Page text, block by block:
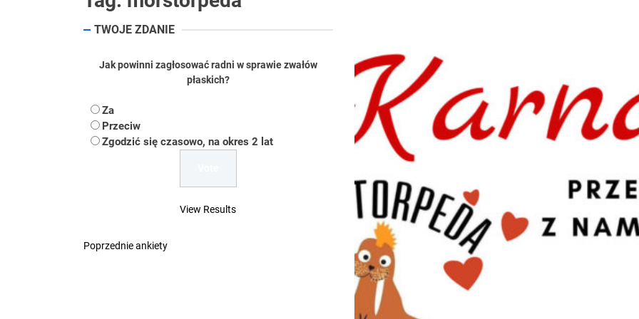
Koper – część 2.
Uwaga Dębieńsko – woda nieprzydatna do spożycia!!!
Ilu mieszkańców ma Rybnik?
Dość komentowania kolejnych afer w ochronie zdrowia — czas zacząć mówić o
TWOJE ZDANIE
Jak powinni zagłosować radni w sprawie zwałów
płaskich?
Za
Przeciw
Zgodzić się czasowo, na okres 2 lat
View Results
Poprzednie ankiety